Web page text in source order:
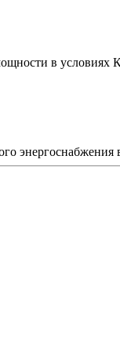
в условиях
энергоснабжения